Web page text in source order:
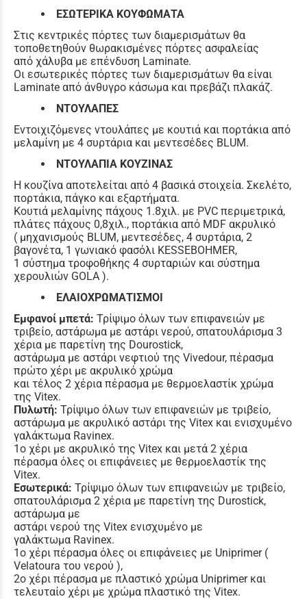
ΕΣΩΤΕΡΙΚΑ ΚΟΥΦΩΜΑΤΑ
Στις κεντρικές πόρτες των διαμερισμάτων θα
τοποθετηθούν θωρακισμένες πόρτες ασφαλείας
από χάλυβα με επένδυση Laminate.
Οι εσωτερικές πόρτες των διαμερισμάτων θα είναι
Laminate από άνθυγρο κάσωμα και πρεβάζι πλακάζ.
ΝΤΟΥΛΑΠΕΣ
Εντοιχιζόμενες ντουλάπες με κουτιά και πορτάκια από
μελαμίνη με 4 συρτάρια και μεντεσέδες BLUM.
ΝΤΟΥΛΑΠΙΑ ΚΟΥΖΙΝΑΣ
Η κουζίνα αποτελείται από 4 βασικά στοιχεία. Σκελέτο,
πορτάκια, πάγκο και εξαρτήματα.
Κουτιά μελαμίνης πάχους 1.8χιλ. με PVC περιμετρικά,
πλάτες πάχους 0,8χιλ., πορτάκια από MDF ακρυλικό
( μηχανισμούς BLUM, μεντεσέδες, 4 συρτάρια, 2
βαγονέτα, 1 γωνιακό φασόλι KESSEBOHMER,
1 σύστημα τροφοθήκης 4 συρταριών και σύστημα
χερουλιών GOLA ).
ΕΛΑΙΟΧΡΩΜΑΤΙΣΜΟΙ
Εμφανοί μπετά: Τρίψιμο όλων των επιφανειών με
τριβείο, αστάρωμα με αστάρι νερού, σπατουλάρισμα 3
χέρια με παρετίνη της Dourostick,
αστάρωμα με αστάρι νεφτιού της Vivedour, πέρασμα
πρώτο χέρι με ακρυλικό χρώμα
και τέλος 2 χέρια πέρασμα με θερμοελαστίκ χρώμα
της Vitex.
Πυλωτή: Τρίψιμο όλων των επιφανειών με τριβείο,
αστάρωμα με ακρυλικό αστάρι της Vitex και ενισχυμένο
γαλάκτωμα Ravinex.
1o χέρι με ακρυλικό της Vitex και μετά 2 χέρια
πέρασμα όλες οι επιφάνειες με θερμοελαστίκ της
Vitex.
Εσωτερικά: Τρίψιμο όλων των επιφανειών με τριβείο,
σπατουλάρισμα 2 χέρια με παρετίνη της Durostick,
αστάρωμα με
αστάρι νερού της Vitex ενισχυμένο με
γαλάκτωμα Ravinex.
1ο χέρι πέρασμα όλες οι επιφάνειες με Uniprimer (
Velatoura του νερού ),
2ο χέρι πέρασμα με πλαστικό χρώμα Uniprimer και
τελευταίο χέρι με χρώμα πλαστικό της Vitex.